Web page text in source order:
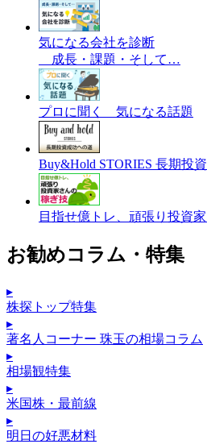
気になる会社を診断
成長・課題・そして…
プロに聞く 気になる話題
Buy&Hold STORIES 長期投
目指せ億トレ、頑張り投資
お勧めコラム・特集
▸
株探トップ特集
▸
著名人コーナー 珠玉の相場コラム
▸
相場観特集
▸
米国株・最前線
▸
明日の好悪材料